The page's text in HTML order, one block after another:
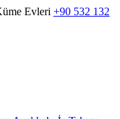
Evleri +90 532 132